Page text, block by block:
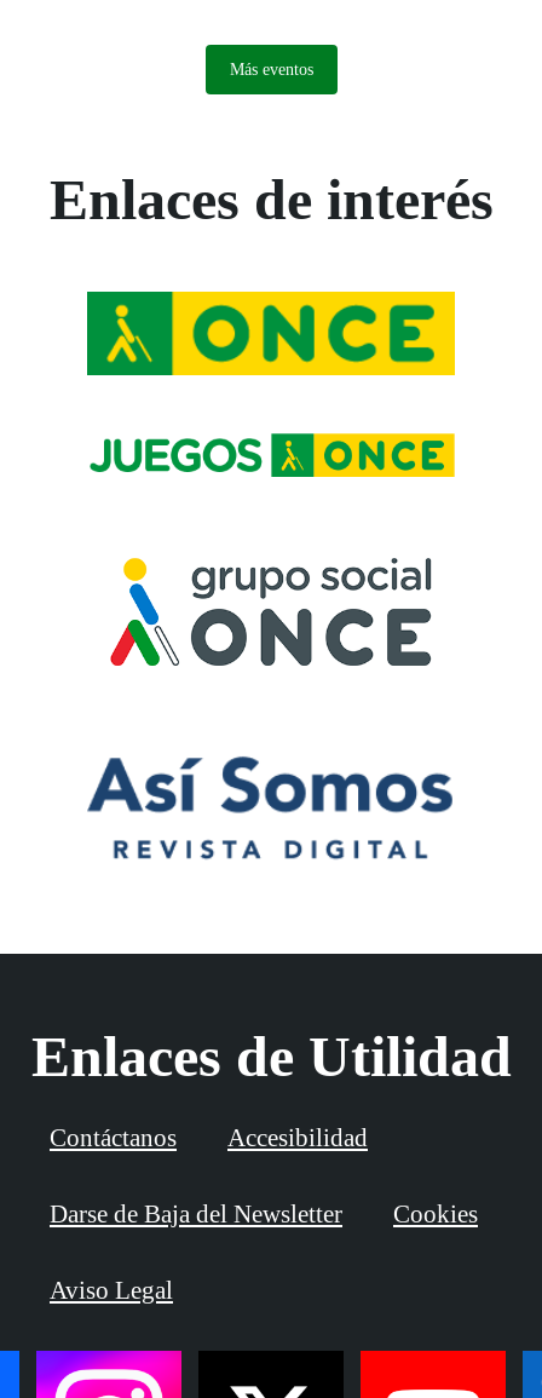
Más eventos
Enlaces de interés
Enlaces de Utilidad
Contáctanos Accesibilidad
Darse de Baja del Newsletter Cookies
Aviso Legal